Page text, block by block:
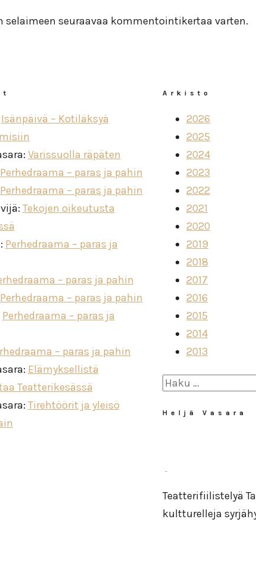
seuraavaa kommentointikertaa varten.
Isänpäivä – Kotiläksyä
: Varissuolla räpäten
Perhedraama – paras ja pahin
Perhedraama – paras ja pahin
: Tekojen oikeutusta
: Perhedraama – paras ja
– paras ja pahin
Perhedraama – paras ja pahin
Perhedraama – paras ja
– paras ja pahin
: Elämyksellistä
Teatterikesässä
: Tirehtöörit ja yleisö
Arkisto
2026
2025
2024
2023
2022
2021
2020
2019
2018
2017
2016
2015
2014
2013
Haku:
Heljä Vasara
Teatterifiilistelyä
kultturelleja